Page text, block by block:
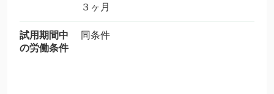
３ヶ月
試用期間中
の労働条件
同条件